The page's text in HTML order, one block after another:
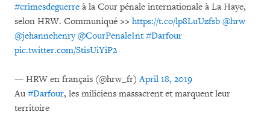
#crimesdeguerre à la Cour pénale internationale à La Haye,
selon HRW. Communiqué >> https://t.co/lp8LuUzfsb @hrw
@jehannehenry @CourPenaleInt #Darfour
pic.twitter.com/StisUiYiP2
— HRW en français (@hrw_fr)April 18, 2019
Au #Darfour, les miliciens massacrent et marquent leur
territoire